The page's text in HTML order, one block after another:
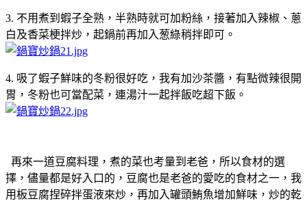
3. 不用煮到蝦子全熟，半熟時就可加粉絲，接著加入辣椒、蔥
白及香菜梗拌炒，起鍋前再加入葱綠稍拌即可。
4. 吸了蝦子鮮味的冬粉很好吃，我有加沙茶醬，有點微辣很開
胃，冬粉也可當配菜，連湯汁一起拌飯吃超下飯。
再來一道豆腐料理，煮的菜也考量到老爸，所以食材的選
擇，儘量都是好入口的，豆腐也是老爸的愛吃的食材之一，我
用板豆腐捏碎拌蛋液來炒，再加入罐頭鮪魚增加鮮味，炒的乾